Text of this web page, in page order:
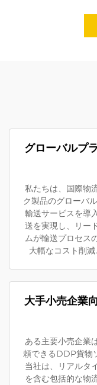
グローバルプ
私たちは、国際物
ク製品のグローバ
輸送サービスを導
送を実現し、リー
ムが輸送プロセス
大幅なコスト削
大手小売企業
ある主要小売企業
頼できるDDP貨物
当社は、リアルタ
を含む包括的な物